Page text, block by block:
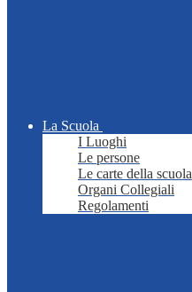
La Scuola
I Luoghi
Le persone
Le carte della scuola
Organi Collegiali
Regolamenti